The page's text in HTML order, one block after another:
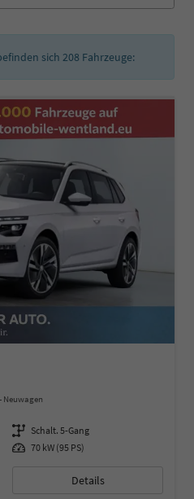
sich 208 Fahrzeuge:
Neuwagen
Getriebe Schalt. 5-Gang
Leistung 70 kW (95 PS)
Details